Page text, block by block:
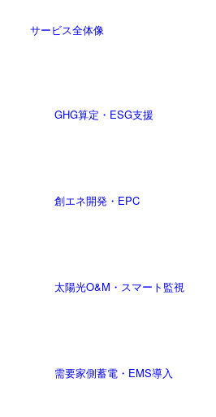
サービス全体像
GHG算定・ESG支援
創エネ開発・EPC
太陽光O&M・スマート監視
需要家側蓄電・EMS導入